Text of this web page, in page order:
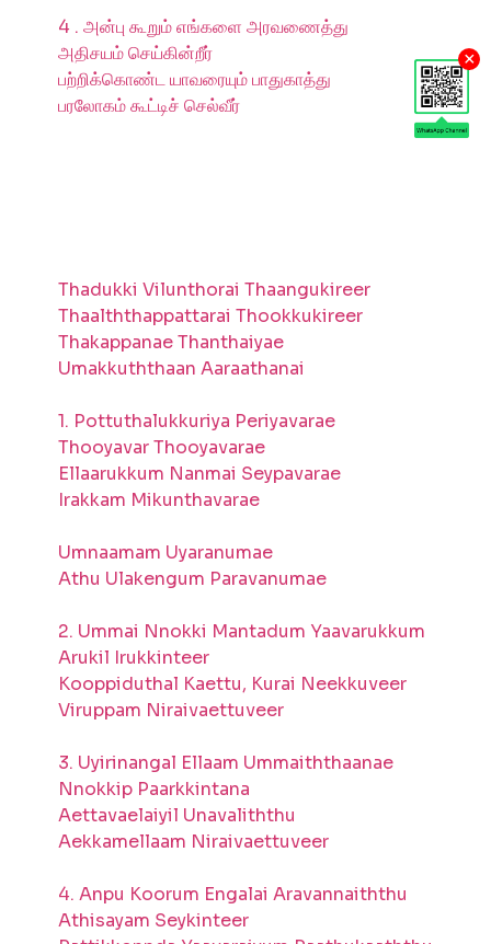
×
4 . அன்பு கூறும் எங்களை அரவணைத்து
அதிசயம் செய்கின்றீர்
பற்றிக்கொண்ட யாவரையும் பாதுகாத்து
பரலோகம் கூட்டிச் செல்வீர்
Thadukki Vilunthorai Thaangukireer
Thaalththappattarai Thookkukireer
Thakappanae Thanthaiyae
Umakkuththaan Aaraathanai
1. Pottuthalukkuriya Periyavarae
Thooyavar Thooyavarae
Ellaarukkum Nanmai Seypavarae
Irakkam Mikunthavarae
Umnaamam Uyaranumae
Athu Ulakengum Paravanumae
2. Ummai Nnokki Mantadum Yaavarukkum
Arukil Irukkinteer
Kooppiduthal Kaettu, Kurai Neekkuveer
Viruppam Niraivaettuveer
3. Uyirinangal Ellaam Ummaiththaanae
Nnokkip Paarkkintana
Aettavaelaiyil Unavaliththu
Aekkamellaam Niraivaettuveer
4. Anpu Koorum Engalai Aravannaiththu
Athisayam Seykinteer